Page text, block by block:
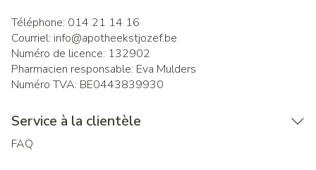
Téléphone: 014 21 14 16
Courriel: info@apotheekstjozef.be
Numéro de licence: 132902
Pharmacien responsable: Eva Mulders
Numéro TVA: BE0443839930
Service à la clientèle
FAQ